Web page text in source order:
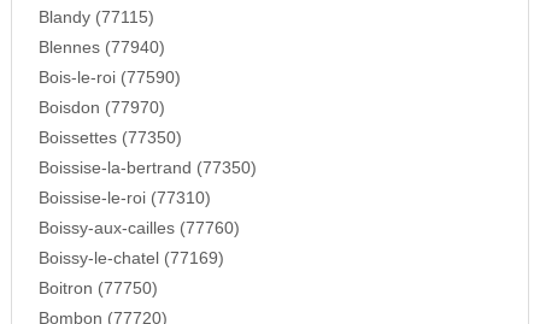
Blandy (77115)
Blennes (77940)
Bois-le-roi (77590)
Boisdon (77970)
Boissettes (77350)
Boissise-la-bertrand (77350)
Boissise-le-roi (77310)
Boissy-aux-cailles (77760)
Boissy-le-chatel (77169)
Boitron (77750)
Bombon (77720)